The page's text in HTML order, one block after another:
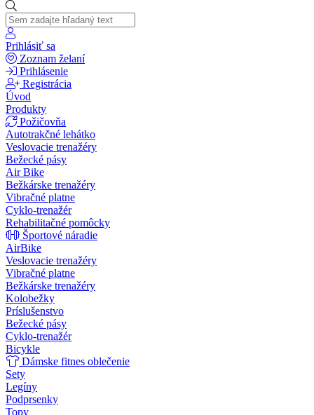
Prihlásiť sa
Zoznam želaní
Prihlásenie
Registrácia
Úvod
Produkty
Požičovňa
Autotrakčné lehátko
Veslovacie trenažéry
Bežecké pásy
Air Bike
Bežkárske trenažéry
Vibračné platne
Cyklo-trenažér
Rehabilitačné pomôcky
Športové náradie
AirBike
Veslovacie trenažéry
Vibračné platne
Bežkárske trenažéry
Kolobežky
Príslušenstvo
Bežecké pásy
Cyklo-trenažér
Bicykle
Dámske fitnes oblečenie
Sety
Legíny
Podprsenky
Topy